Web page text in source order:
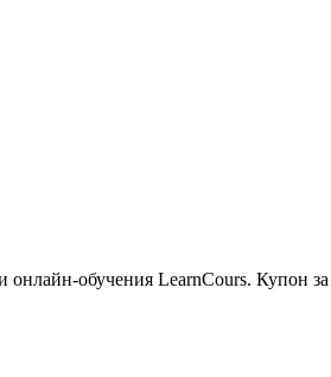
обучения LearnCours. Купон